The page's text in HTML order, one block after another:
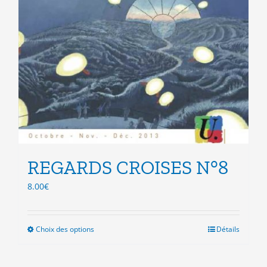
REGARDS CROISES N°8
8.00€
Choix des optionsCe
Détails